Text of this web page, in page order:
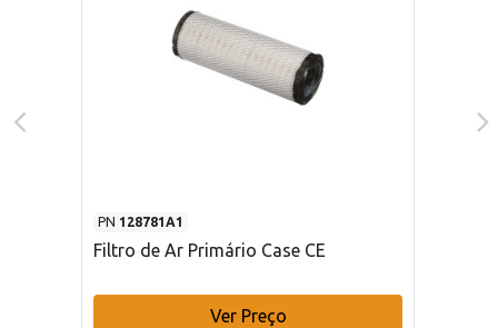
PN 128781A1
Filtro de Ar Primário Case CE
Ver Preço